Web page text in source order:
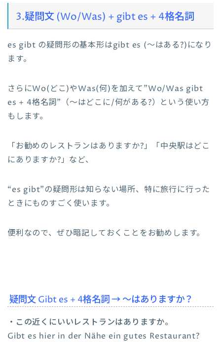
3.疑問文 (Wo/Was) + gibt es + 4格名詞
es gibt の疑問形の基本形はgibt es (～はある?)になり
ます。
さらにWo(どこ)やWas(何)を加えて”Wo/Was gibt
es + 4格名詞”（～はどこに/何がある?）という使い方
もします。
「お勧めのレストランはありますか?」「中央駅はどこ
にありますか?」など、
“es gibt”の疑問形は知らない場所、特に旅行に行った
ときにものすごく使います。
便利なので、ぜひ暗記しておくことをお勧めします。
疑問文 Gibt es + 4格名詞 → ～はありますか？
・この近くにいいレストランはありますか。
Gibt es hier in der Nähe ein gutes Restaurant?